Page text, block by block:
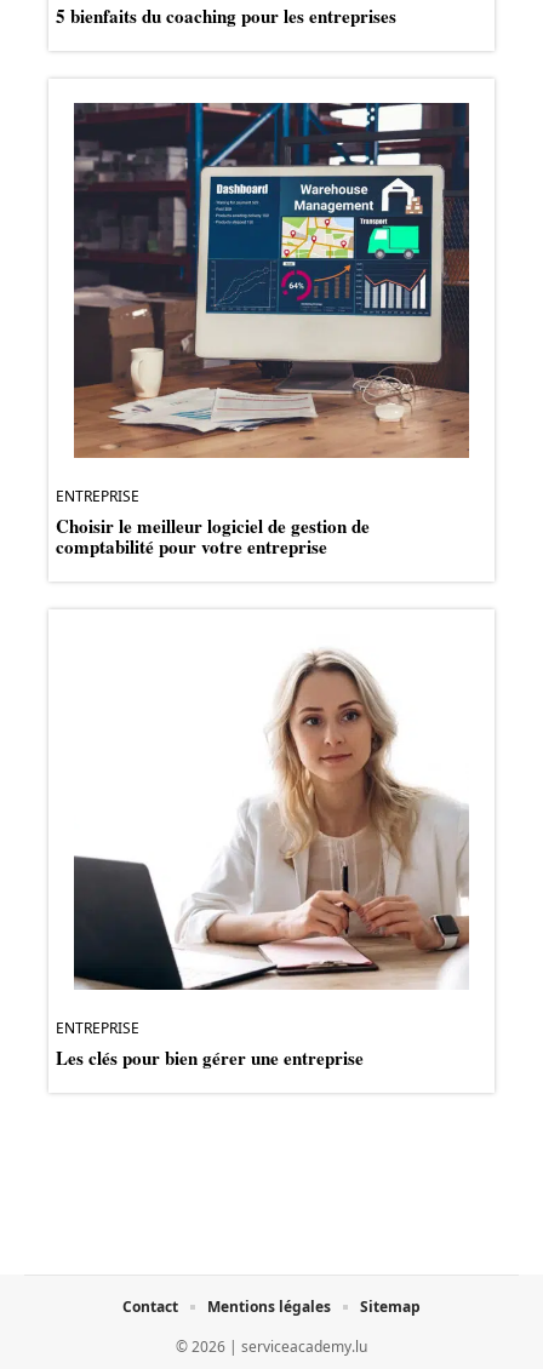
5 bienfaits du coaching pour les entreprises
ENTREPRISE
Choisir le meilleur logiciel de gestion de
comptabilité pour votre entreprise
ENTREPRISE
Les clés pour bien gérer une entreprise
© 2026 | serviceacademy.lu
Contact Mentions légales Sitemap